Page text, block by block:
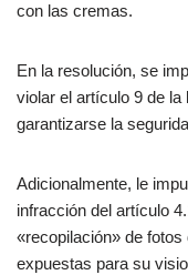
con las cremas.
En la resolución, se
violar el artículo 9 de
garantizarse la
Adicionalmente, le
infracción del artículo
«recopilación» de
expuestas para su